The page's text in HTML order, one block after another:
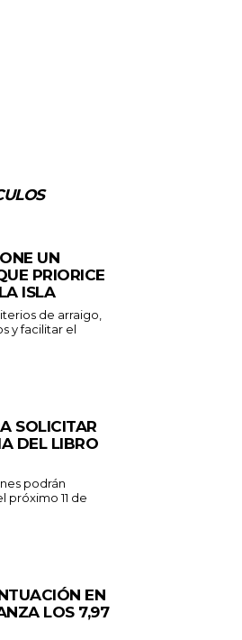
UN
PRIORICE
ISLA
de arraigo,
y facilitar el
SOLICITAR
DEL LIBRO
podrán
próximo 11 de
EN
LOS 7,97